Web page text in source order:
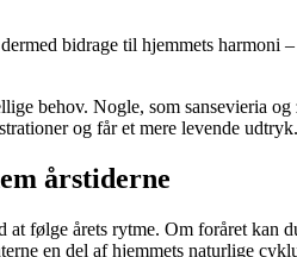
bidrage til hjemmets
behov. Nogle, som sansevieria
og får et mere levende udtryk.
årstiderne
følge årets rytme. Om foråret kan
en del af hjemmets naturlige